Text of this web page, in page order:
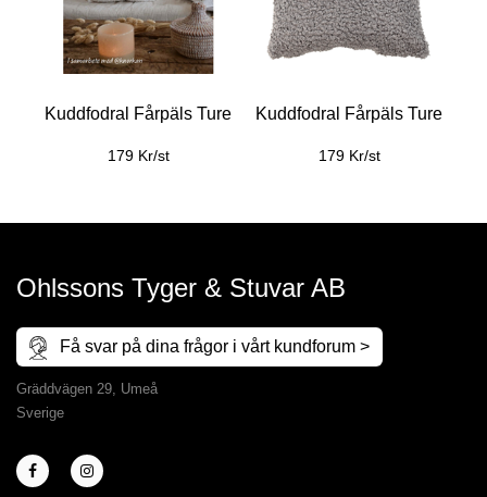
Kuddfodral Fårpäls Ture
179 Kr/st
Kuddfodral Fårpäls Ture
179 Kr/st
Ohlssons Tyger & Stuvar AB
Få svar på dina frågor i vårt kundforum >
Gräddvägen 29, Umeå
Sverige